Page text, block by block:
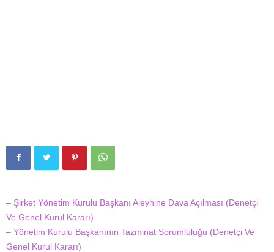
– Şirket Yönetim Kurulu Başkanı Aleyhine Dava Açılması (Denetçi
Ve Genel Kurul Kararı)
– Yönetim Kurulu Başkanının Tazminat Sorumluluğu (Denetçi Ve
Genel Kurul Kararı)